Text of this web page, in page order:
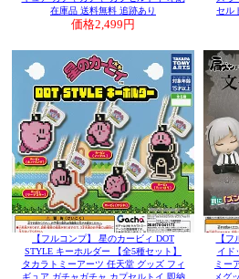
在庫品 送料無料 追跡あり
価格2,499円
セル
【フルコンプ】 星のカービィ DOT
STYLE キーホルダー 【全5種セット】
タカラトミーアーツ 任天堂 グッズ フィ
ギュア ガチャガチャ カプセルトイ 即納
【
イド
ミー
メグ